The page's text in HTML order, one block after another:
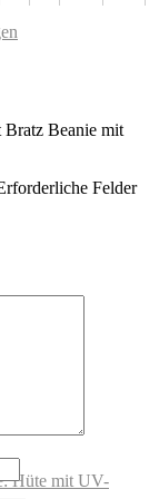
Hüte mit UV-
Bratz Beanie mit
Felder